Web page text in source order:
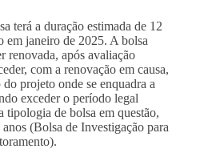
terá a duração estimada de 12
em janeiro de 2025. A bolsa
renovada, após avaliação
com a renovação em causa,
projeto onde se enquadra a
exceder o período legal
tipologia de bolsa em questão,
(Bolsa de Investigação para